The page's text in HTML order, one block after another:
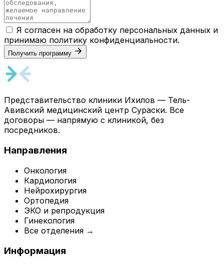
Я согласен на обработку персональных данных и
принимаю политику конфиденциальности.
Получить программу
Представительство клиники Ихилов — Тель-
Авивский медицинский центр Сураски. Все
договоры — напрямую с клиникой, без
посредников.
Направления
Онкология
Кардиология
Нейрохирургия
Ортопедия
ЭКО и репродукция
Гинекология
Все отделения →
Информация